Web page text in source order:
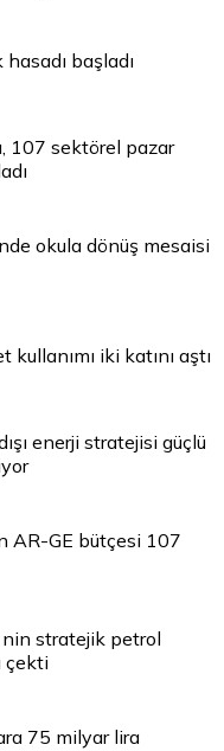
başladı
107 sektörel pazar
okula dönüş mesaisi
iki katını aştı
enerji stratejisi güçlü
AR-GE bütçesi 107
stratejik petrol
çekti
75 milyar lira